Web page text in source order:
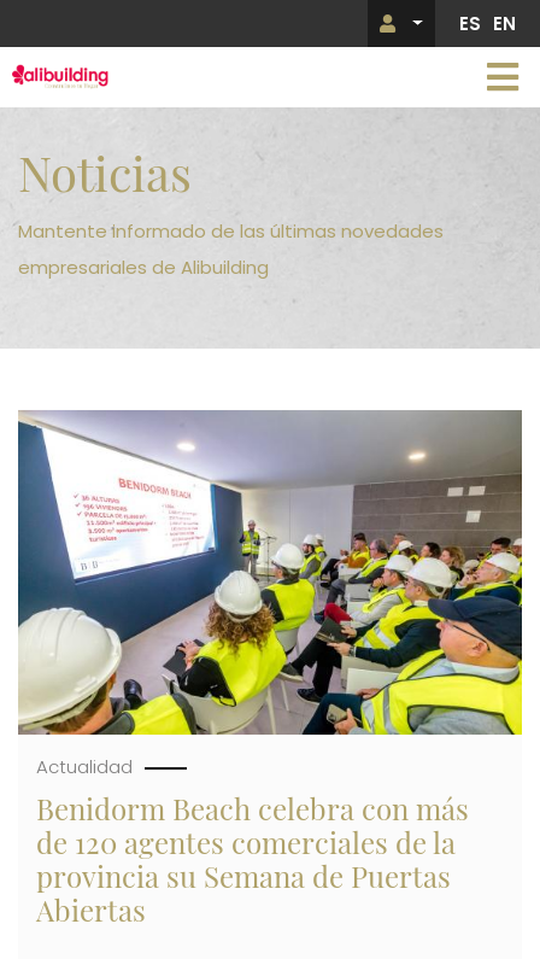
contenido
principal
Menú de
ES EN
Noticias
Mantente informado de las últimas novedades
empresariales de Alibuilding
Imagen
Actualidad
Benidorm Beach celebra con más
de 120 agentes comerciales de la
provincia su Semana de Puertas
Abiertas